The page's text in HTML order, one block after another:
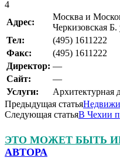
4
Адрес:
Москва и
Черкизовская Б.
Teл:
(495) 1611222
Факс:
(495) 1611222
Директор: —
Сайт:
—
Услуги:
Архитектурная
Предыдущая статья
Следующая статьяВ Чехии
ЭТО МОЖЕТ БЫТЬ
АВТОРА